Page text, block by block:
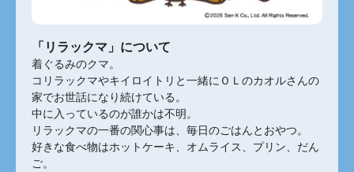
「リラックマ」について
着ぐるみのクマ。
コリラックマやキイロイトリと一緒にＯＬのカオルさんの
家でお世話になり続けている。
中に入っているのが誰かは不明。
リラックマの一番の関心事は、毎日のごはんとおやつ。
好きな食べ物はホットケーキ、オムライス、プリン、だん
ご。